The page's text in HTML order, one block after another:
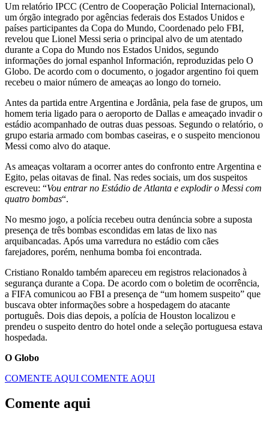
Um relatório IPCC (Centro de Cooperação Policial Internacional),
um órgão integrado por agências federais dos Estados Unidos e
países participantes da Copa do Mundo, Coordenado pelo FBI,
revelou que Lionel Messi seria o principal alvo de um atentado
durante a Copa do Mundo nos Estados Unidos, segundo
informações do jornal espanhol Información, reproduzidas pelo O
Globo. De acordo com o documento, o jogador argentino foi quem
recebeu o maior número de ameaças ao longo do torneio.
Antes da partida entre Argentina e Jordânia, pela fase de grupos, um
homem teria ligado para o aeroporto de Dallas e ameaçado invadir o
estádio acompanhado de outras duas pessoas. Segundo o relatório, o
grupo estaria armado com bombas caseiras, e o suspeito mencionou
Messi como alvo do ataque.
As ameaças voltaram a ocorrer antes do confronto entre Argentina e
Egito, pelas oitavas de final. Nas redes sociais, um dos suspeitos
escreveu: “Vou entrar no Estádio de Atlanta e explodir o Messi com
quatro bombas“.
No mesmo jogo, a polícia recebeu outra denúncia sobre a suposta
presença de três bombas escondidas em latas de lixo nas
arquibancadas. Após uma varredura no estádio com cães
farejadores, porém, nenhuma bomba foi encontrada.
Cristiano Ronaldo também apareceu em registros relacionados à
segurança durante a Copa. De acordo com o boletim de ocorrência,
a FIFA comunicou ao FBI a presença de “um homem suspeito” que
buscava obter informações sobre a hospedagem do atacante
português. Dois dias depois, a polícia de Houston localizou e
prendeu o suspeito dentro do hotel onde a seleção portuguesa estava
hospedada.
O Globo
COMENTE AQUI COMENTE AQUI
Comente aqui